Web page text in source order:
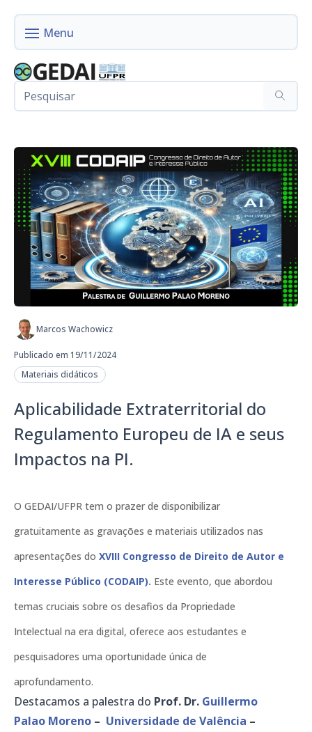
Marcos Wachowicz
Publicado em 19/11/2024
Materiais didáticos
Aplicabilidade Extraterritorial do
Regulamento Europeu de IA e seus
Impactos na PI.
O GEDAI/UFPR tem o prazer de disponibilizar
gratuitamente as gravações e materiais utilizados nas
apresentações do XVIII Congresso de Direito de Autor e
Interesse Público (CODAIP). Este evento, que abordou
temas cruciais sobre os desafios da Propriedade
Intelectual na era digital, oferece aos estudantes e
pesquisadores uma oportunidade única de
aprofundamento.
Destacamos a palestra do Prof. Dr. Guillermo
Palao Moreno – Universidade de Valência –